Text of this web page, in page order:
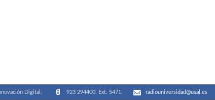
Digital. 923 294400. Ext. 5471 radiouniversidad@usal.es